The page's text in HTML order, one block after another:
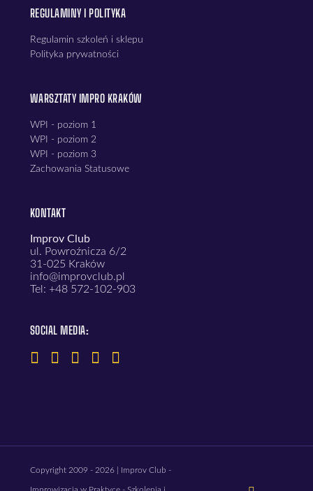
REGULAMINY I POLITYKA
Regulamin szkoleń i sklepu
Polityka prywatności
WARSZTATY IMPRO KRAKÓW
WPI - poziom 1
WPI - poziom 2
WPI - poziom 3
Zachowania Statusowe
KONTAKT
Improv Club
ul. Powroźnicza 6/2
31-025 Kraków
info@improvclub.pl
Tel: +48 572-102-903
SOCIAL MEDIA:
Copyright 2009 - 2026 | Improv Club -